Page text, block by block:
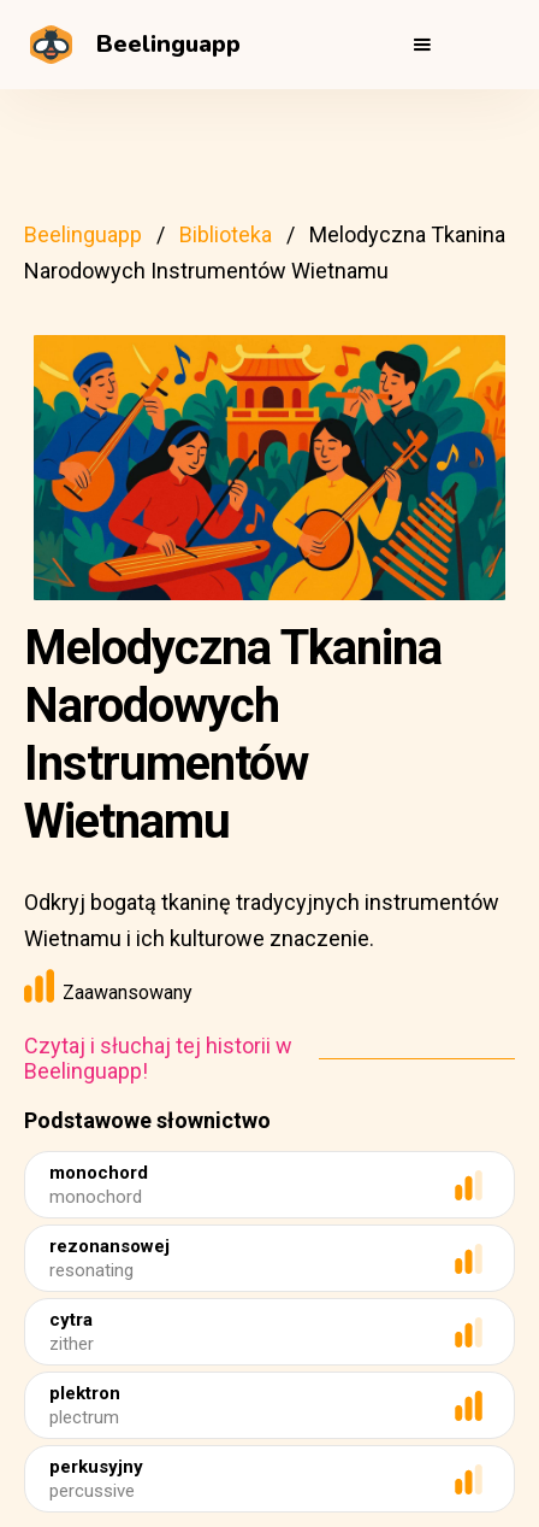
Beelinguapp
Beelinguapp Biblioteka
Melodyczna Tkanina
Narodowych Instrumentów Wietnamu
Podstawowe słownictwo
monochord
monochord
rezonansowej
resonating
cytra
zither
plektron
plectrum
perkusyjny
percussive
Melodyczna Tkanina
Narodowych
Instrumentów
Wietnamu
Odkryj bogatą tkaninę tradycyjnych instrumentów
Wietnamu i ich kulturowe znaczenie.
Zaawansowany
Czytaj i słuchaj tej historii w
Beelinguapp!